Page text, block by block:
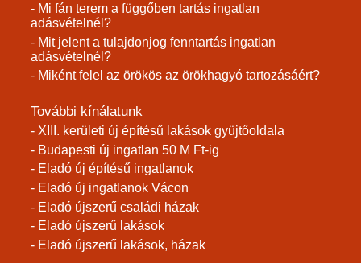
- Mi fán terem a függőben tartás ingatlan
adásvételnél?
- Mit jelent a tulajdonjog fenntartás ingatlan
adásvételnél?
- Miként felel az örökös az örökhagyó tartozásáért?
További kínálatunk
- XIII. kerületi új építésű lakások gyüjtőoldala
- Budapesti új ingatlan 50 M Ft-ig
- Eladó új építésű ingatlanok
- Eladó új ingatlanok Vácon
- Eladó újszerű családi házak
- Eladó újszerű lakások
- Eladó újszerű lakások, házak